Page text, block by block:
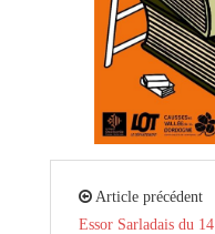
Article précédent
Essor Sarladais du 14